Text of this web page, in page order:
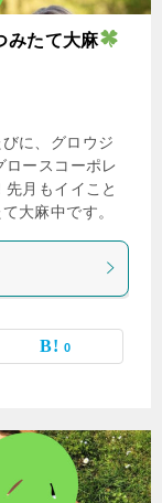
みたて大麻
に、グロウジ
ロースコーポレ
月もイイこと
大麻中です。
0